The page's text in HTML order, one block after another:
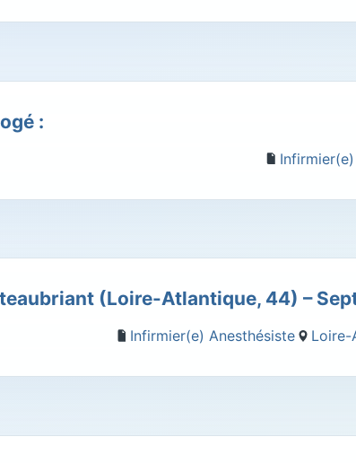
:
(Loire-Atlantique, 44) –
Infirmier(e) Anesthésiste Loire-